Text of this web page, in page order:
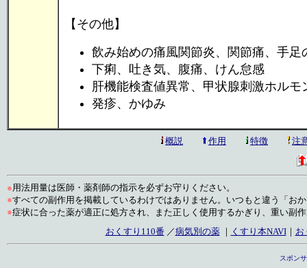
【その他】
飲み始めの痛風関節炎、関節痛、手
下痢、吐き気、腹痛、けん怠感
肝機能検査値異常、甲状腺刺激ホルモ
発疹、かゆみ
概説 作用 特徴 注
●用法用量は医師・薬剤師の指示を必ずお守りください。
●すべての副作用を掲載しているわけではありません。いつもと違う「お
●症状に合った薬が適正に処方され、また正しく使用するかぎり、重い副
おくすり110番 ／病気別の薬｜ くすり本NAVI｜ お
スポン